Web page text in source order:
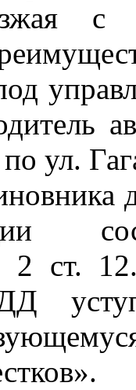
с
ул.
2 ст.